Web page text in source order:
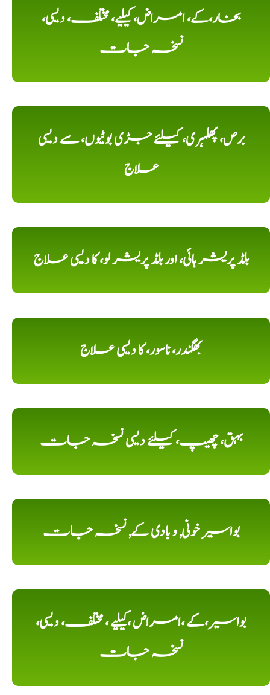
بخار،کے، امراض، کیلیے، مختلف، دیسی،
نسخہ جات
برص، پھلہری، کیلئے جڑی بوٹیوں، سے دیسی
علاج
بلڈ پریشر ہائی، اور بلڈ پریشر لو، کا دیسی علاج
بھگندر، ناسور، کا دیسی علاج
بہق، چھیپ، کیلئے دیسی نسخہ جات
بواسیر خونی, و بادی کے, نسخہ جات
بواسیر،کے ،امراض ،کیلیے ، مختلف، دیسی،
نسخہ جات